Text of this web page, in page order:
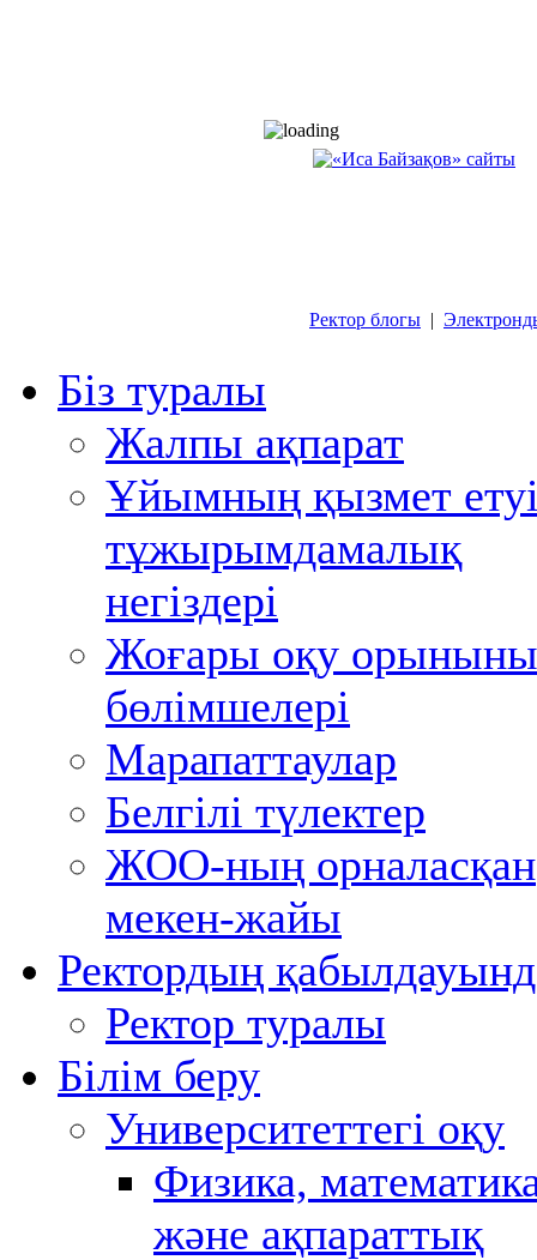
Ректор блогы |
Біз туралы
Жалпы ақпарат
Ұйымның қызмет
тұжырымдамалық
негіздері
Жоғары оқу
бөлімшелері
Марапаттаулар
Белгілі түлектер
ЖОО-ның орналасқан
мекен-жайы
Ректордың
Ректор туралы
Білім беру
Университеттегі оқу
Физика,
және ақпараттық